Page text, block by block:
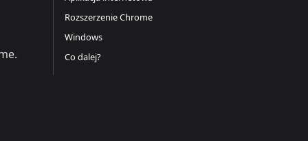
Rozszerzenie Chrome
Windows
Co dalej?